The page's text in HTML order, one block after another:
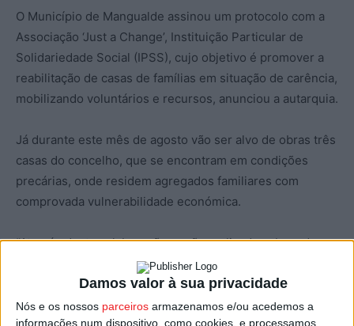
Damos valor à sua privacidade
Nós e os nossos parceiros armazenamos e/ou acedemos a
informações num dispositivo, como cookies, e processamos
O Município de Mangualde assinou um protocolo com a
Associação ‘Just a Change’, Instituição Particular de
Solidariedade Social (IPSS), cujo objetivo é promover a
reabilitação de casas de famílias em situação de carência,
mobilizando voluntários e recursos, anunciou a autarquia.
Já durante este mês de agosto vão ser alvo de obras três
casas do concelho, que se encontram em condições
precárias, onde residem agregados familiares com
comprovada vulnerabilidade económica.
“Através desta colaboração, serão realizadas obras de
reabilitação essenciais, proporcionando lares mais
seguros, confortáveis e dignos”, explica o presidente da
Câmara Municipal de Mangualde, Marco Almeida.